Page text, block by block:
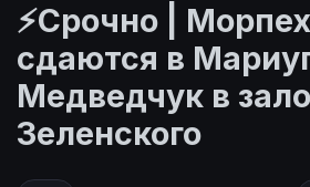
⚡️Срочно |
сдаются в
Медведчук в
Зеленского